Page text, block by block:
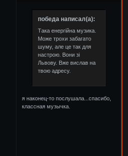
победа написал(а):
Така енергійна музика.
Може трохи забагато
шуму, але це так для
настрою. Вони зі
Львову. Вже вислав на
твою адресу.
я наконец-то послушала...спасибо,
классная музычка.